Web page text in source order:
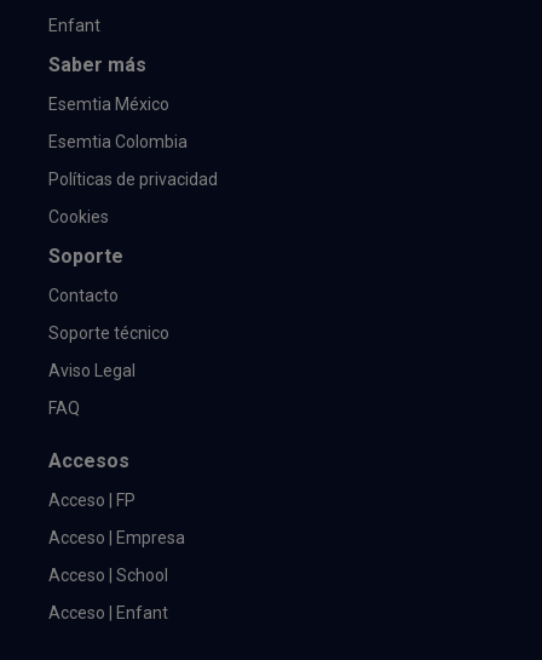
Enfant
Saber más
Esemtia México
Esemtia Colombia
Políticas de privacidad
Cookies
Soporte
Contacto
Soporte técnico
Aviso Legal
FAQ
Accesos
Acceso | FP
Acceso | Empresa
Acceso | School
Acceso | Enfant